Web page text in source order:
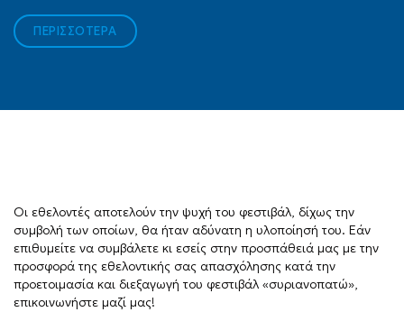
ΠΕΡΙΣΣΟΤΕΡΑ
Οι εθελοντές αποτελούν την ψυχή του φεστιβάλ, δίχως την
συμβολή των οποίων, θα ήταν αδύνατη η υλοποίησή του. Εάν
επιθυμείτε να συμβάλετε κι εσείς στην προσπάθειά μας με την
προσφορά της εθελοντικής σας απασχόλησης κατά την
προετοιμασία και διεξαγωγή του φεστιβάλ «συριανοπατώ»,
επικοινωνήστε μαζί μας!